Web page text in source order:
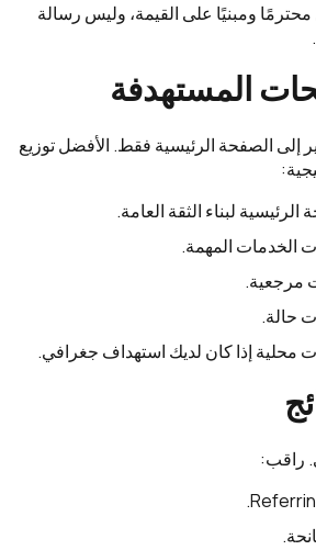
ومبنيًا على القيمة، وليس رسالة
إلى الصفحة الرئيسية فقط. الأفضل توزيع
لبناء الثقة العامة.
الخدمات المهمة.
مرجعية.
حالة.
محلية إذا كان لديك استهداف جغرافي.
راقب: